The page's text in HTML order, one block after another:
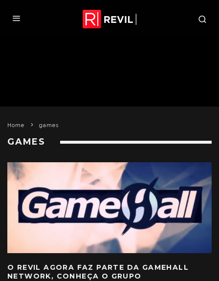
Home games
GAMES
O REVIL AGORA FAZ PARTE DA GAMEHALL
NETWORK, CONHEÇA O GRUPO